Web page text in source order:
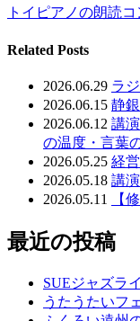
トイピアノの朗読
Related Posts
2026.06.29 ラ
2026.06.15 静
2026.06.12 講
の温度・言葉
2026.05.25 経
2026.05.18 講
2026.05.11
【
最近の投稿
SUEジャズラ
うたうたいフ